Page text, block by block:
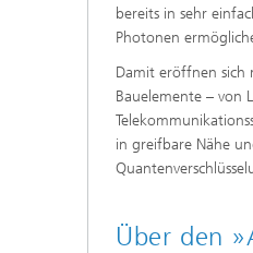
bereits in sehr
Photonen
Damit eröffnen sich
Bauelemente – von
in greifbare Nähe
Über den